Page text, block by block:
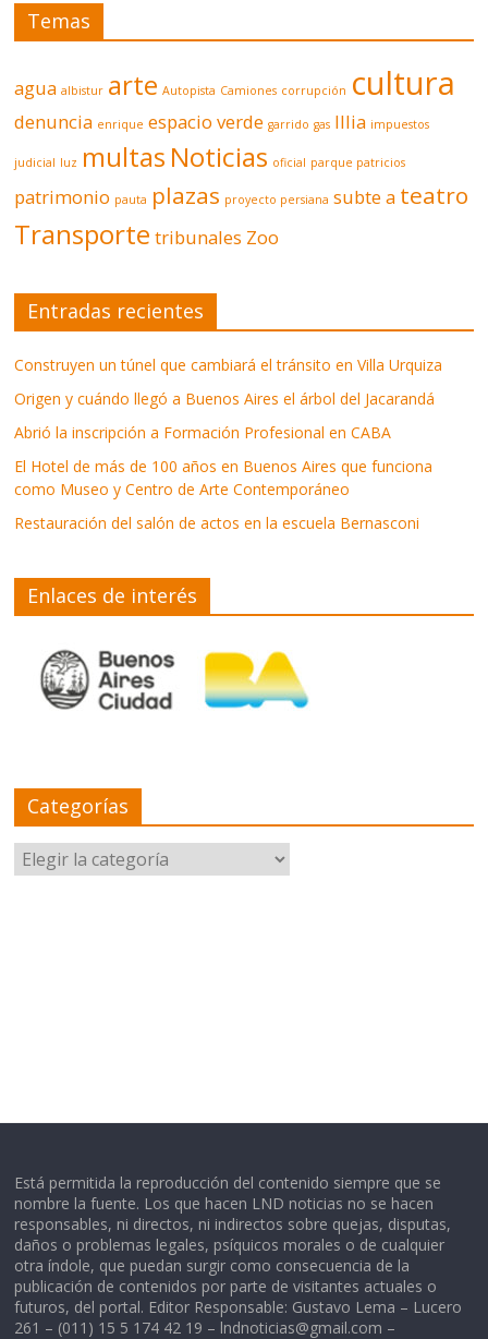
Temas
agua albistur arte Autopista Camiones corrupción cultura
denuncia enrique espacio verde garrido gas Illia impuestos
judicial luz multas Noticias oficial parque patricios
patrimonio pauta plazas proyecto persiana subte a teatro
Transporte tribunales Zoo
Entradas recientes
Construyen un túnel que cambiará el tránsito en Villa Urquiza
Origen y cuándo llegó a Buenos Aires el árbol del Jacarandá
Abrió la inscripción a Formación Profesional en CABA
El Hotel de más de 100 años en Buenos Aires que funciona
como Museo y Centro de Arte Contemporáneo
Restauración del salón de actos en la escuela Bernasconi
Enlaces de interés
Categorías
Categorías
Está permitida la reproducción del contenido siempre que se
nombre la fuente. Los que hacen LND noticias no se hacen
responsables, ni directos, ni indirectos sobre quejas, disputas,
daños o problemas legales, psíquicos morales o de cualquier
otra índole, que puedan surgir como consecuencia de la
publicación de contenidos por parte de visitantes actuales o
futuros, del portal. Editor Responsable: Gustavo Lema – Lucero
261 – (011) 15 5 174 42 19 – lndnoticias@gmail.com –